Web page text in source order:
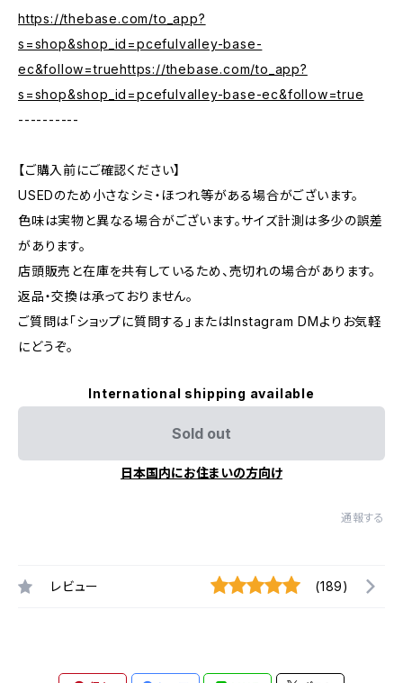
https://thebase.com/to_app?
s=shop&shop_id=pcefulvalley-base-
ec&follow=truehttps://thebase.com/to_app?
s=shop&shop_id=pcefulvalley-base-ec&follow=true
----------
【ご購入前にご確認ください】
USEDのため小さなシミ・ほつれ等がある場合がございます。
色味は実物と異なる場合がございます。サイズ計測は多少の誤差
があります。
店頭販売と在庫を共有しているため、売切れの場合があります。
返品・交換は承っておりません。
ご質問は「ショップに質問する」またはInstagram DMよりお気軽
にどうぞ。
International shipping available
Sold out
日本国内にお住まいの方向け
通報する
レビュー (189)